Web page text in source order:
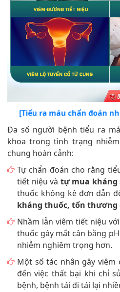
[Tiểu ra máu chẩn đoán
Đa số người bệnh tiểu ra
khoa trong tình trạng
chung hoàn cảnh:
Tự chẩn đoán cho rằng
tiết niệu và tự mua kháng
thuốc không kê đơn dẫn
kháng thuốc, tổn thương
Nhầm lẫn viêm tiết niệu
thuốc gây mất cân bằng
nhiễm nghiêm trọng hơn.
Một số tác nhân gây
đến việc thất bại khi chỉ
bệnh, bệnh tái đi tái lại